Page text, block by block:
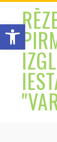
Open
Skip
content